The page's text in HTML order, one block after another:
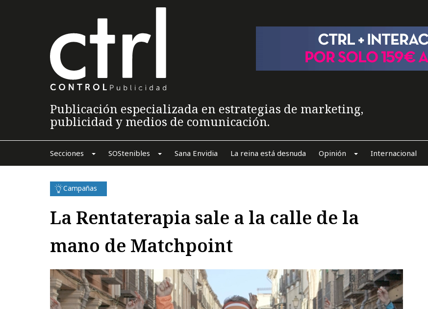
Publicación especializada en estrategias de marketing,
publicidad y medios de comunicación.
Secciones SOStenibles Sana Envidia La reina está desnuda Opinión Internacional
Campañas
La Rentaterapia sale a la calle de la
mano de Matchpoint